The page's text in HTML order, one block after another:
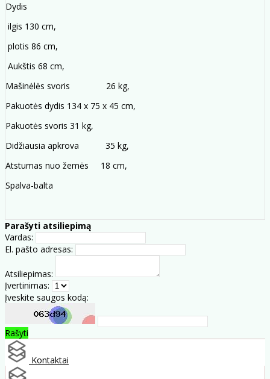
Dydis
ilgis 130 cm,
plotis 86 cm,
Aukštis 68 cm,
Mašinėlės svoris 26 kg,
Pakuotės dydis 134 x 75 x 45 cm,
Pakuotės svoris 31 kg,
Didžiausia apkrova 35 kg,
Atstumas nuo žemės 18 cm,
Spalva-balta
Parašyti atsiliepimą
Vardas:
El. pašto adresas:
Atsiliepimas:
Įvertinimas:
Įveskite saugos kodą:
Rašyti
Kontaktai